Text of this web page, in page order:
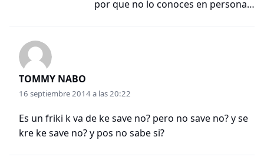
por que no lo conoces en persona…
TOMMY NABO
16 septiembre 2014 a las 20:22
Es un friki k va de ke save no? pero no save no? y se
kre ke save no? y pos no sabe si?